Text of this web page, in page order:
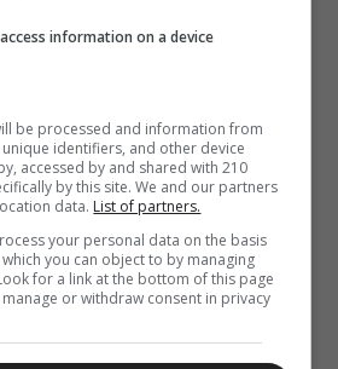
information on a device
be processed and information from
identifiers, and other device
accessed by and shared with 210
by this site. We and our partners
data. List of partners.
your personal data on the basis
you can object to by managing
for a link at the bottom of this page
or withdraw consent in privacy